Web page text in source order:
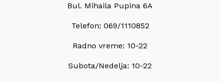
Bul. Mihaila Pupina 6A
Telefon: 069/1110852
Radno vreme: 10-22
Subota/Nedelja: 10-22